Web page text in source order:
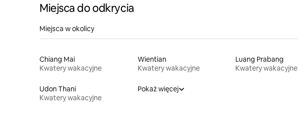
Miejsca do odkrycia
Miejsca w okolicy
Chiang Mai
Kwatery wakacyjne
Wientian
Kwatery wakacyjne
Luang Prabang
Kwatery wakacyjne
Udon Thani
Kwatery wakacyjne
Pokaż więcej